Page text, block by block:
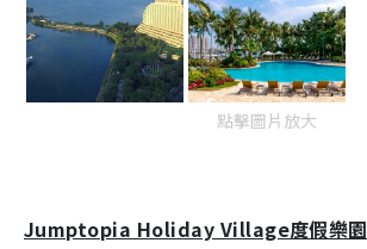
點擊圖片放大
Jumptopia Holiday Village度假樂園